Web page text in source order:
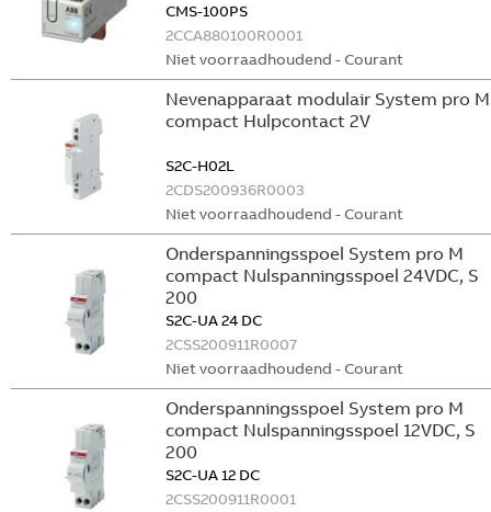
CMS-100PS
2CCA880100R0001
Niet voorraadhoudend - Courant
Nevenapparaat modulair System pro M
compact Hulpcontact 2V
S2C-H02L
2CDS200936R0003
Niet voorraadhoudend - Courant
Onderspanningsspoel System pro M
compact Nulspanningsspoel 24VDC, S
200
S2C-UA 24 DC
2CSS200911R0007
Niet voorraadhoudend - Courant
Onderspanningsspoel System pro M
compact Nulspanningsspoel 12VDC, S
200
S2C-UA 12 DC
2CSS200911R0001